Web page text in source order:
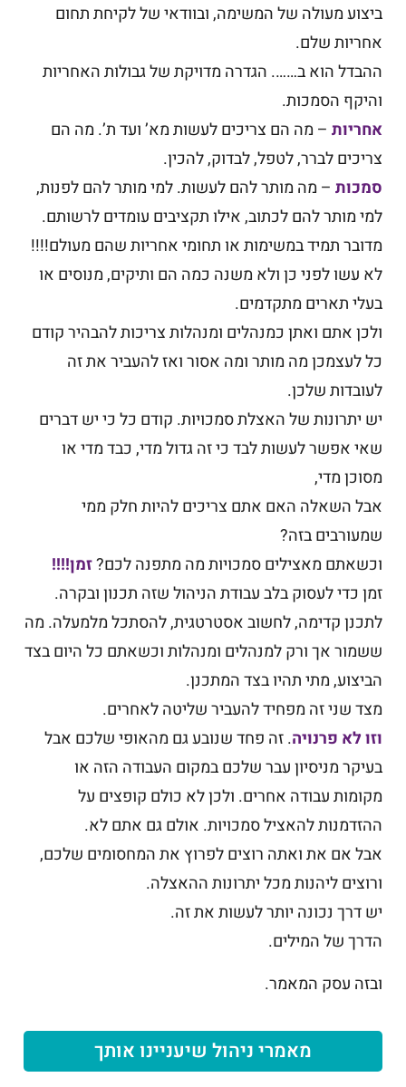
ביצוע מעולה של המשימה, ובוודאי של לקיחת תחום
אחריות שלם.
ההבדל הוא ב……. הגדרה מדויקת של גבולות האחריות
והיקף הסמכות.
אחריות – מה הם צריכים לעשות מא’ ועד ת’. מה הם
צריכים לברר, לטפל, לבדוק, להכין.
סמכות – מה מותר להם לעשות. למי מותר להם לפנות,
למי מותר להם לכתוב, אילו תקציבים עומדים לרשותם.
מדובר תמיד במשימות או תחומי אחריות שהם מעולם!!!!
לא עשו לפני כן ולא משנה כמה הם ותיקים, מנוסים או
בעלי תארים מתקדמים.
ולכן אתם ואתן כמנהלים ומנהלות צריכות להבהיר קודם
כל לעצמכן מה מותר ומה אסור ואז להעביר את זה
לעובדות שלכן.
יש יתרונות של האצלת סמכויות. קודם כל כי יש דברים
שאי אפשר לעשות לבד כי זה גדול מדי, כבד מדי או
מסוכן מדי,
אבל השאלה האם אתם צריכים להיות חלק ממי
שמעורבים בזה?
וכשאתם מאצילים סמכויות מה מתפנה לכם?זמן!!!!
זמן כדי לעסוק בלב עבודת הניהול שזה תכנון ובקרה.
לתכנן קדימה, לחשוב אסטרטגית, להסתכל מלמעלה. מה
ששמור אך ורק למנהלים ומנהלות וכשאתם כל היום בצד
הביצוע, מתי תהיו בצד המתכנן.
מצד שני זה מפחיד להעביר שליטה לאחרים.
וזו לא פרנויה. זה פחד שנובע גם מהאופי שלכם אבל
בעיקר מניסיון עבר שלכם במקום העבודה הזה או
מקומות עבודה אחרים. ולכן לא כולם קופצים על
ההזדמנות להאציל סמכויות. אולם גם אתם לא.
אבל אם את ואתה רוצים לפרוץ את המחסומים שלכם,
ורוצים ליהנות מכל יתרונות ההאצלה.
יש דרך נכונה יותר לעשות את זה.
הדרך של המילים.
ובזה עסק המאמר.
מאמרי ניהול שיעניינו אותך